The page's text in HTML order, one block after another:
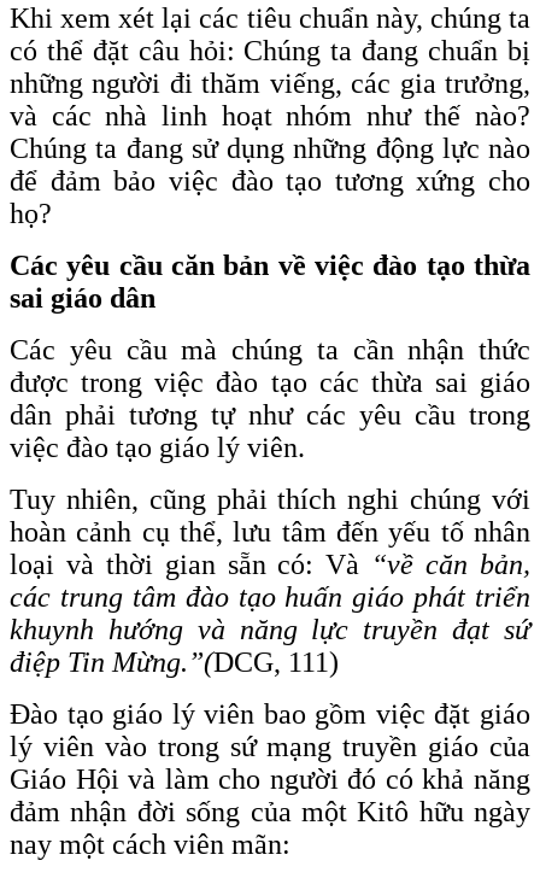
Khi xem xét lại các tiêu chuẩn này, chúng ta
có thể đặt câu hỏi: Chúng ta đang chuẩn bị
những người đi thăm viếng, các gia trưởng,
và các nhà linh hoạt nhóm như thế nào?
Chúng ta đang sử dụng những động lực nào
để đảm bảo việc đào tạo tương xứng cho
họ?
Các yêu cầu căn bản về việc đào tạo thừa
sai giáo dân
Các yêu cầu mà chúng ta cần nhận thức
được trong việc đào tạo các thừa sai giáo
dân phải tương tự như các yêu cầu trong
việc đào tạo giáo lý viên.
Tuy nhiên, cũng phải thích nghi chúng với
hoàn cảnh cụ thể, lưu tâm đến yếu tố nhân
loại và thời gian sẵn có: Và “về căn bản,
các trung tâm đào tạo huấn giáo phát triển
khuynh hướng và năng lực truyền đạt sứ
điệp Tin Mừng.”(DCG, 111)
Đào tạo giáo lý viên bao gồm việc đặt giáo
lý viên vào trong sứ mạng truyền giáo của
Giáo Hội và làm cho người đó có khả năng
đảm nhận đời sống của một Kitô hữu ngày
nay một cách viên mãn: